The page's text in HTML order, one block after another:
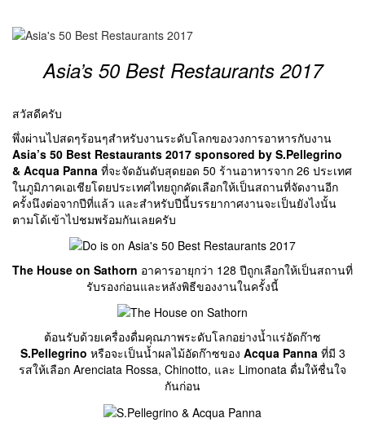
Asia’s 50 Best Restaurants 2017
สวัสดีครับ
พึ่งผ่านไปสดๆร้อนๆสำหรับงานระดับโลกของวงการอาหารกับงาน
Asia’s 50 Best Restaurants 2017 sponsored by S.Pellegrino
& Acqua Panna ที่จะจัดอันดับสุดยอด 50 ร้านอาหารจาก 26 ประเทศ
ในภูมิภาคเอเชียโดยประเทศไทยถูกคัดเลือกให้เป็นสถานที่จัดงานอีก
ครั้งนึงต่อจากปีที่แล้ว และสำหรับปีนี้บรรยากาศงานจะเป็นยังไงนั้น
ตามโด้เข้าไปชมพร้อมกันเลยครับ
The House on Sathorn อาคารอายุกว่า 128 ปีถูกเลือกให้เป็นสถานที่
รับรองก่อนและหลังพิธีของงานในครั้งนี้
ต้อนรับด้วยเครื่องดื่มคุณภาพระดับโลกอย่างน้ำแร่อัดก๊าซ
S.Pellegrino หรือจะเป็นน้ำผลไม้อัดก๊าซของ Acqua Pannaที่มี 3
รสให้เลือก Arenciata Rossa, Chinotto, และ Limonata ดื่มให้ชื่นใจ
กันก่อน